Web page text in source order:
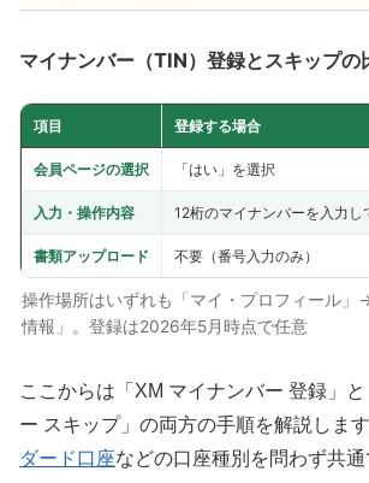
マイナンバー（TIN）登録とスキップの
項目 登録する場合
会員ページの選択 「はい」を選択
入力・操作内容 12桁のマイナンバーを入力し
書類アップロード 不要（番号入力のみ）
操作場所はいずれも「マイ・プロフィール」
情報」。登録は2026年5月時点で任意
ここからは「XM マイナンバー 登録」
ー スキップ」の両方の手順を解説しま
ダード口座などの口座種別を問わず共通